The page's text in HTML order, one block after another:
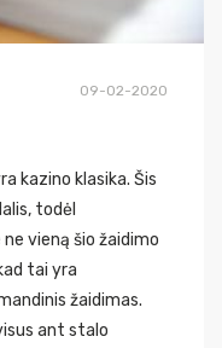
09-02-2020
kazino klasika. Šis
todėl
vieną šio žaidimo
tai yra
žaidimas.
ant stalo